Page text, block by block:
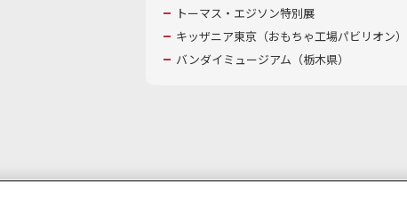
トーマス・エジソン特別展
キッザニア東京（おもちゃ工場パビリオン）​
バンダイミュージアム（栃木県）